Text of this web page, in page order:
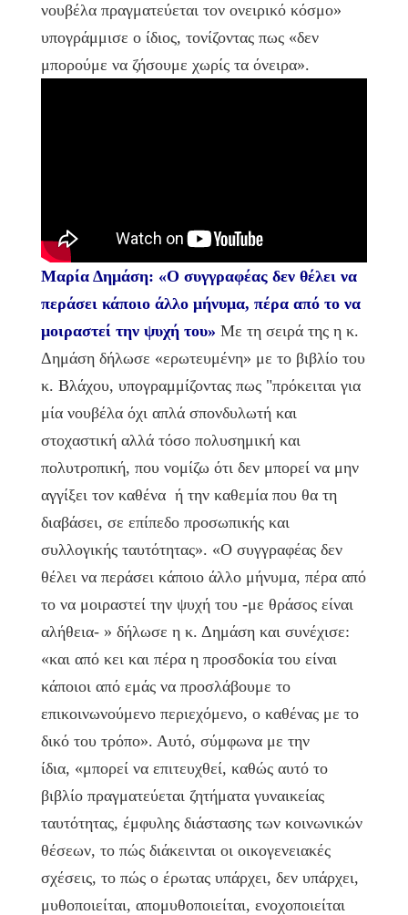
νουβέλα πραγματεύεται τον ονειρικό κόσμο»
υπογράμμισε ο ίδιος, τονίζοντας πως «δεν
μπορούμε να ζήσουμε χωρίς τα όνειρα».
Μαρία Δημάση: «Ο συγγραφέας δεν θέλει να
περάσει κάποιο άλλο μήνυμα, πέρα από το να
μοιραστεί την ψυχή του» Με τη σειρά της η κ.
Δημάση δήλωσε «ερωτευμένη» με το βιβλίο του
κ. Βλάχου, υπογραμμίζοντας πως "πρόκειται για
μία νουβέλα όχι απλά σπονδυλωτή και
στοχαστική αλλά τόσο πολυσημική και
πολυτροπική, που νομίζω ότι δεν μπορεί να μην
αγγίξει τον καθένα ή την καθεμία που θα τη
διαβάσει, σε επίπεδο προσωπικής και
συλλογικής ταυτότητας». «Ο συγγραφέας δεν
θέλει να περάσει κάποιο άλλο μήνυμα, πέρα από
το να μοιραστεί την ψυχή του -με θράσος είναι
αλήθεια- » δήλωσε η κ. Δημάση και συνέχισε:
«και από κει και πέρα η προσδοκία του είναι
κάποιοι από εμάς να προσλάβουμε το
επικοινωνούμενο περιεχόμενο, ο καθένας με το
δικό του τρόπο». Αυτό, σύμφωνα με την
ίδια, «μπορεί να επιτευχθεί, καθώς αυτό το
βιβλίο πραγματεύεται ζητήματα γυναικείας
ταυτότητας, έμφυλης διάστασης των κοινωνικών
θέσεων, το πώς διάκεινται οι οικογενειακές
σχέσεις, το πώς ο έρωτας υπάρχει, δεν υπάρχει,
μυθοποιείται, απομυθοποιείται, ενοχοποιείται